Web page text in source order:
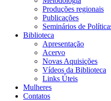
Produções regionais
Publicações
Seminários de
Biblioteca
Apresentação
Acervo
Novas Aquisições
Vídeos da Biblioteca
Links Úteis
Mulheres
Contatos